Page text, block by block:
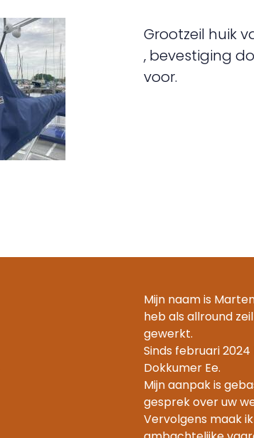
Grootzeil huik
, bevestiging
voor.
Mijn naam is
heb als allround
gewerkt.
Sinds februari
Dokkumer Ee.
Mijn aanpak is
gesprek over uw
Vervolgens maak